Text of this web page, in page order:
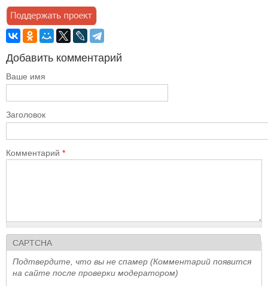
Добавить комментарий
Ваше имя
Заголовок
Комментарий *
CAPTCHA
Подтвердите, что вы не спамер (Комментарий появится
на сайте после проверки модератором)